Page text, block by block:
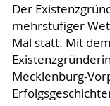
Der
mehrstufiger
Mal statt. Mit
Mecklenburg-